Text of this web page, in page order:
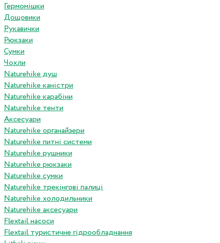
Гермомішки
Дощовики
Рукавички
Рюкзаки
Сумки
Чохли
Naturehike душ
Naturehike каністри
Naturehike карабіни
Naturehike тенти
Аксесуари
Naturehike органайзери
Naturehike питні системи
Naturehike рушники
Naturehike рюкзаки
Naturehike сумки
Naturehike трекінгові палиці
Naturehike холодильники
Naturehike аксесуари
Flextail насоси
Flextail туристичне гідрообладнання